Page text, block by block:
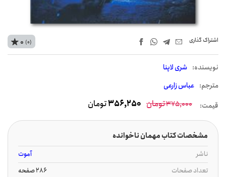
اشتراک‌ گذاری
نويسنده: شری لاپنا
مترجم: عباس زارعی
0 (0)
قیمت: 375,000تومان 356,250تومان
مشخصات کتاب مهمان ناخوانده
ناشر
آموت
تعداد صفحات
286 صفحه